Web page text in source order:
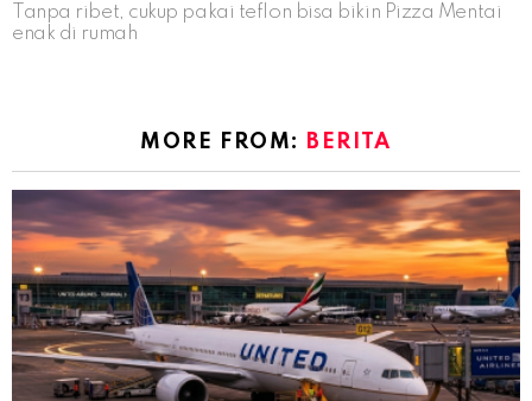
Tanpa ribet, cukup pakai teflon bisa bikin Pizza Mentai
enak di rumah
MORE FROM: BERITA